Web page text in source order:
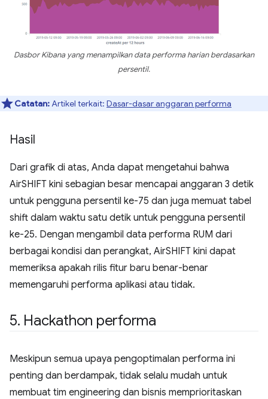
Dasbor Kibana yang menampilkan data performa harian berdasarkan
persentil.
Catatan: Artikel terkait: Dasar-dasar anggaran performa
Hasil
Dari grafik di atas, Anda dapat mengetahui bahwa
AirSHIFT kini sebagian besar mencapai anggaran 3 detik
untuk pengguna persentil ke-75 dan juga memuat tabel
shift dalam waktu satu detik untuk pengguna persentil
ke-25. Dengan mengambil data performa RUM dari
berbagai kondisi dan perangkat, AirSHIFT kini dapat
memeriksa apakah rilis fitur baru benar-benar
memengaruhi performa aplikasi atau tidak.
5. Hackathon performa
Meskipun semua upaya pengoptimalan performa ini
penting dan berdampak, tidak selalu mudah untuk
membuat tim engineering dan bisnis memprioritaskan